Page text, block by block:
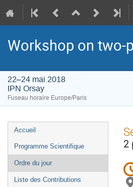
Workshop on two-
22–24 mai 2018
IPN Orsay
Fuseau horaire Europe/Paris
Menu
de
l'événement
Accueil
Programme Scientifique
Ordre du jour
Liste des Contributions
2